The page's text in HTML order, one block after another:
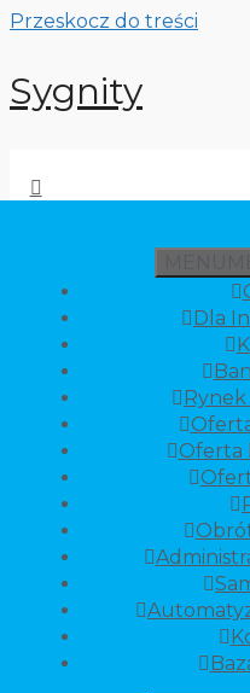
Przeskocz do treści
Sygnity
Dla
Rynek
Oferta